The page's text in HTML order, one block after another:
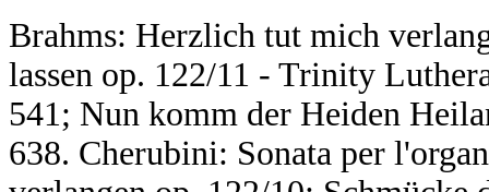
Brahms: Herzlich tut mich
lassen op. 122/11 - Trinity
541; Nun komm der Heiden
638. Cherubini: Sonata per